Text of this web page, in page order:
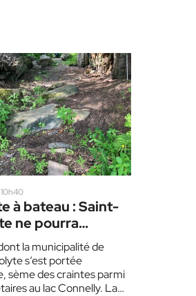
à bateau : Saint-
ne pourra
une rampe
un an
la municipalité de
s’est portée
sème des craintes parmi
au lac Connelly. La